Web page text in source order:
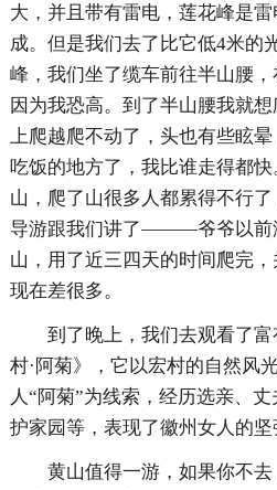
大，并且带有雷电，莲花峰是
成。但是我们去了比它低4米的
峰，我们坐了缆车前往半山腰，
因为我恐高。到了半山腰我就
上爬越爬不动了，头也有些眩
吃饭的地方了，我比谁走得都
山，爬了山很多人都累得不行了
导游跟我们讲了———爷爷以前
山，用了近三四天的时间爬完
现在差很多。
到了晚上，我们去观看了
村·阿菊》，它以宏村的自然风
人“阿菊”为线索，经历选亲、
护家园等，表现了徽州女人的坚
黄山值得一游，如果你不